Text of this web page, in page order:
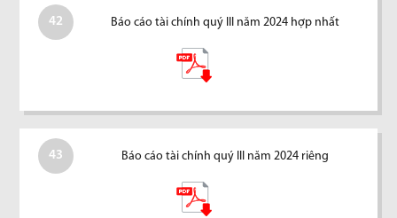
42 Báo cáo tài chính quý III năm 2024 hợp nhất
43 Báo cáo tài chính quý III năm 2024 riêng